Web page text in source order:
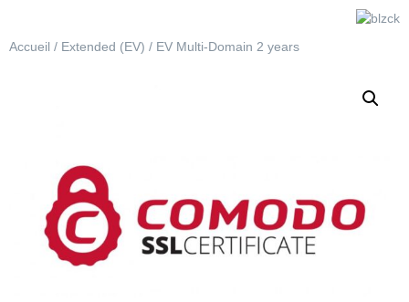
Accueil / Extended (EV) / EV Multi-Domain 2 years